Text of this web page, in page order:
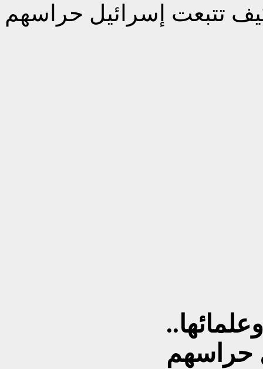
كيف تتبعت إسرائيل حراسهم
حراسهم